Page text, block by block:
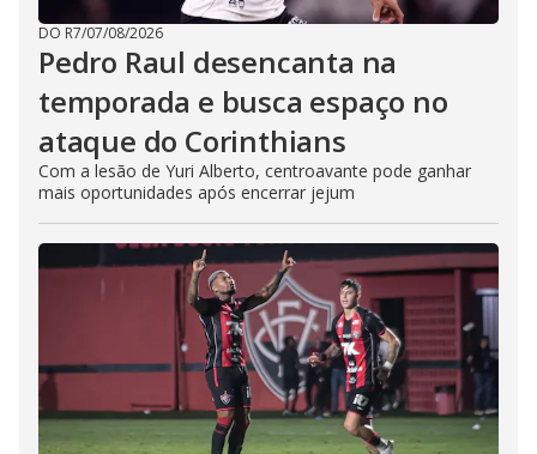
DO R7/07/08/2026
Pedro Raul desencanta na
temporada e busca espaço no
ataque do Corinthians
Com a lesão de Yuri Alberto, centroavante pode ganhar
mais oportunidades após encerrar jejum